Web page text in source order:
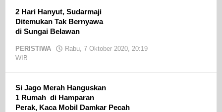
2 Hari Hanyut, Sudarmaji
Ditemukan Tak Bernyawa
di Sungai Belawan
PERISTIWA
Rabu, 7 Oktober 2020, 20:19
WIB
Si Jago Merah Hanguskan
1 Rumah di Hamparan
Perak, Kaca Mobil Damkar Pecah